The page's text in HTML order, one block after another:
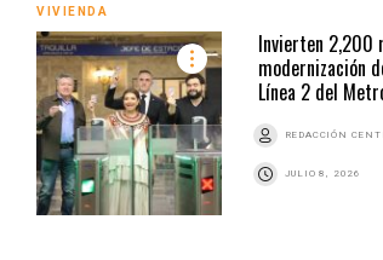
VIVIENDA
Invierten 2,200
modernización
Línea 2 del
REDACCIÓN
JULIO 8, 2026